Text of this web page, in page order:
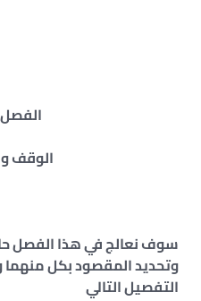
الفصل
الوقف
سوف نعالج في هذا الفصل
وتحديد المقصود بكل منهما
التفصيل التالي